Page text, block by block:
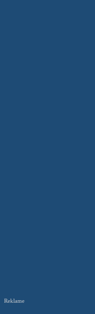
Reklame